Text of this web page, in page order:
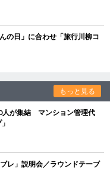
の日」に合わせ「旅行川柳コ
もっと見る
人が集結 マンション管理代
レ」説明会／ラウンドテーブ